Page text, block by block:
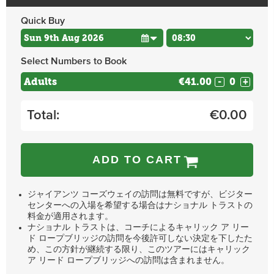
Quick Buy
Select Numbers to Book
Adults €41.00 - +
Total: €0.00
ADD TO CART
ジャイアンツ コーズウェイの訪問は無料ですが、ビジター
センターへの入場を希望する場合はナショナル トラストの
料金が適用されます。
ナショナル トラストは、コーチによるキャリック ア リー
ド ロープブリッジの訪問を今後許可しない決定を下したた
め、この方針が継続する限り、このツアーにはキャリック
ア リード ロープブリッジへの訪問は含まれません。